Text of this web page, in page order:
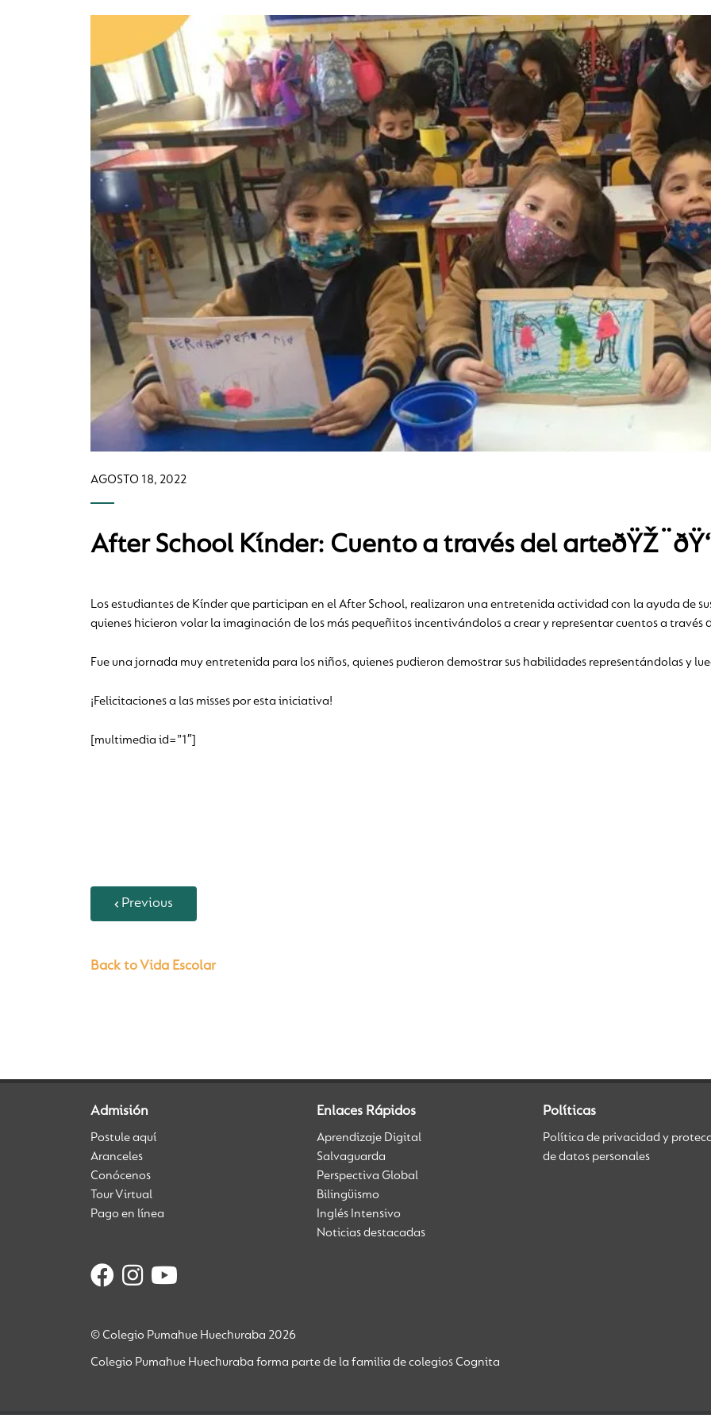
AGOSTO 18, 2022
After School Kínder: Cuento a través del
Los estudiantes de Kínder que participan en el After School, realizaron una entretenida actividad con la ayuda de
quienes hicieron volar la imaginación de los más pequeñitos incentivándolos a crear y representar cuentos a través
Fue una jornada muy entretenida para los niños, quienes pudieron demostrar sus habilidades representándolas y
¡Felicitaciones a las misses por esta iniciativa!
[multimedia id=”1″]
Previous
Back to Vida Escolar
Admisión
Postule aquí
Aranceles
Conócenos
Tour Virtual
Pago en línea
Enlaces Rápidos
Aprendizaje Digital
Salvaguarda
Perspectiva Global
Bilingüismo
Inglés Intensivo
Noticias destacadas
Políticas
Política de privacidad y
de datos personales
© Colegio Pumahue Huechuraba 2026
Colegio Pumahue Huechuraba forma parte de la familia de colegios Cognita